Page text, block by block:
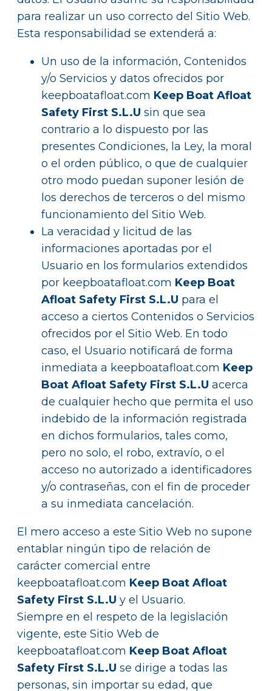
para realizar un uso correcto del Sitio Web.
Esta responsabilidad se extenderá a:
Un uso de la información, Contenidos
y/o Servicios y datos ofrecidos por
keepboatafloat.com Keep Boat Afloat
Safety First S.L.U sin que sea
contrario a lo dispuesto por las
presentes Condiciones, la Ley, la moral
o el orden público, o que de cualquier
otro modo puedan suponer lesión de
los derechos de terceros o del mismo
funcionamiento del Sitio Web.
La veracidad y licitud de las
informaciones aportadas por el
Usuario en los formularios extendidos
por keepboatafloat.com Keep Boat
Afloat Safety First S.L.U para el
acceso a ciertos Contenidos o Servicios
ofrecidos por el Sitio Web. En todo
caso, el Usuario notificará de forma
inmediata a keepboatafloat.com Keep
Boat Afloat Safety First S.L.U acerca
de cualquier hecho que permita el uso
indebido de la información registrada
en dichos formularios, tales como,
pero no solo, el robo, extravío, o el
acceso no autorizado a identificadores
y/o contraseñas, con el fin de proceder
a su inmediata cancelación.
El mero acceso a este Sitio Web no supone
entablar ningún tipo de relación de
carácter comercial entre
keepboatafloat.com Keep Boat Afloat
Safety First S.L.U y el Usuario.
Siempre en el respeto de la legislación
vigente, este Sitio Web de
keepboatafloat.com Keep Boat Afloat
Safety First S.L.U se dirige a todas las
personas, sin importar su edad, que